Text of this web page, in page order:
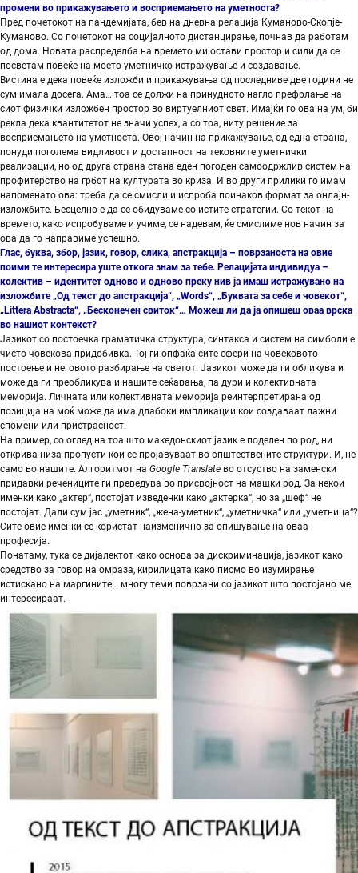
промени во прикажувањето и восприемањето на уметноста?
Пред почетокот на пандемијата, бев на дневна релација Куманово-Скопје-
Куманово. Со почетокот на социјалното дистанцирање, почнав да работам
од дома. Новата распределба на времето ми остави простор и сили да се
посветам повеќе на моето уметничко истражување и создавање.
Вистина е дека повеќе изложби и прикажувања од последниве две години не
сум имала досега. Ама… тоа се должи на принудното нагло префрлање на
сиот физички изложбен простор во виртуелниот свет. Имајќи го ова на ум, би
рекла дека квантитетот не значи успех, а со тоа, ниту решение за
восприемањето на уметноста. Овој начин на прикажување, од една страна,
понуди поголема видливост и достапност на тековните уметнички
реализации, но од друга страна стана еден погоден самоодржлив систем на
профитерство на грбот на културата во криза. И во други прилики го имам
напоменато ова: треба да се смисли и испроба поинаков формат за онлајн-
изложбите. Бесцелно е да се обидуваме со истите стратегии. Со текот на
времето, како испробуваме и учиме, се надевам, ќе смислиме нов начин за
ова да го направиме успешно.
Глас, буква, збор, јазик, говор, слика, апстракција – поврзаноста на овие
поими те интересира уште откога знам за тебе. Релацијата индивидуа –
колектив – идентитет одново и одново преку нив ја имаш истражувано на
изложбите „Од текст до апстракција“, „Words“, „Буквата за себе и човекот“,
„Littera Аbstracta“, „Бесконечен свиток“… Можеш ли да ја опишеш оваа врска
во нашиот контекст?
Јазикот со постоечка граматичка структура, синтакса и систем на симболи е
чисто човекова придобивка. Тој ги опфаќа сите сфери на човековото
постоење и неговото разбирање на светот. Јазикот може да ги обликува и
може да ги преобликува и нашите сеќавања, па дури и колективната
меморија. Личната или колективната меморија реинтерпретирана од
позиција на моќ може да има длабоки импликации кои создаваат лажни
спомени или пристрасност.
На пример, со оглед на тоа што македонскиот јазик е поделен по род, ни
открива низа пропусти кои се пројавуваат во општествените структури. И, не
само во нашите. Алгоритмот на Google Translate во отсуство на заменски
придавки речениците ги преведува во присвојност на машки род. За некои
именки како „актер“, постојат изведенки како „актерка“, но за „шеф“ не
постојат. Дали сум јас „уметник“, „жена-уметник“, „уметничка“ или „уметница“?
Сите овие именки се користат наизменично за опишување на оваа
професија.
Понатаму, тука се дијалектот како основа за дискриминација, јазикот како
средство за говор на омраза, кирилицата како писмо во изумирање
истискано на маргините… многу теми поврзани со јазикот што постојано ме
интересираат.